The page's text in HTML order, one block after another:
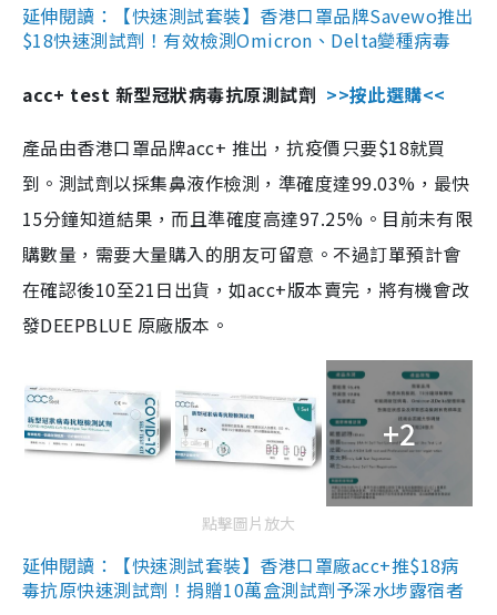
延伸閱讀：【快速測試套裝】香港口罩品牌Savewo推出
$18快速測試劑！有效檢測Omicron、Delta變種病毒
acc+ test 新型冠狀病毒抗原測試劑 >>按此選購<<
產品由香港口罩品牌acc+ 推出，抗疫價只要$18就買
到。測試劑以採集鼻液作檢測，準確度達99.03%，最快
15分鐘知道結果，而且準確度高達97.25%。目前未有限
購數量，需要大量購入的朋友可留意。不過訂單預計會
在確認後10至21日出貨，如acc+版本賣完，將有機會改
發DEEPBLUE 原廠版本。
+2
點擊圖片放大
延伸閱讀：【快速測試套裝】香港口罩廠acc+推$18病
毒抗原快速測試劑！捐贈10萬盒測試劑予深水埗露宿者